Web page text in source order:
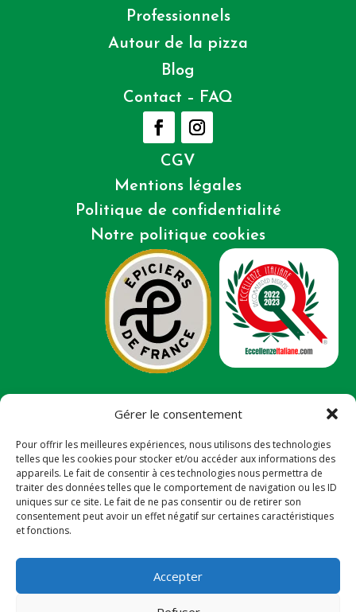
Gérer le consentement
Pour offrir les meilleures expériences, nous utilisons des technologies
telles que les cookies pour stocker et/ou accéder aux informations des
appareils. Le fait de consentir à ces technologies nous permettra de
traiter des données telles que le comportement de navigation ou les ID
uniques sur ce site. Le fait de ne pas consentir ou de retirer son
consentement peut avoir un effet négatif sur certaines caractéristiques
et fonctions.
Accepter
Professionnels
Autour de la pizza
Blog
Contact – FAQ
CGV
Mentions légales
Politique de confidentialité
Notre politique cookies
dans le cadre de la réponse de l’UNION européenne à
la pandémie COVID-19. L’Europe s’engage à la
Réunion.
143 rue Louis Lagourgue – résidence Australe –
Duparc – 97438 Sainte Marie – TVA: FR78812185775